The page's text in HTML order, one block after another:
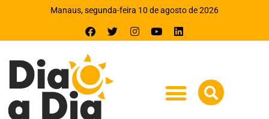
Manaus, segunda-feira 10 de agosto de 2026